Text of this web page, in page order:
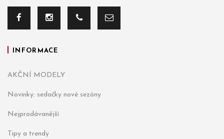
INFORMACE
AKČNÍ MODELY
Novinky: sedačky nové sezóny
Nejprodávanější
Tipy a trendy